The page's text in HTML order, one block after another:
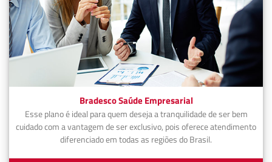
Bradesco Saúde Empresarial
Esse plano é ideal para quem deseja a tranquilidade de ser bem
cuidado com a vantagem de ser exclusivo, pois oferece atendimento
diferenciado em todas as regiões do Brasil.